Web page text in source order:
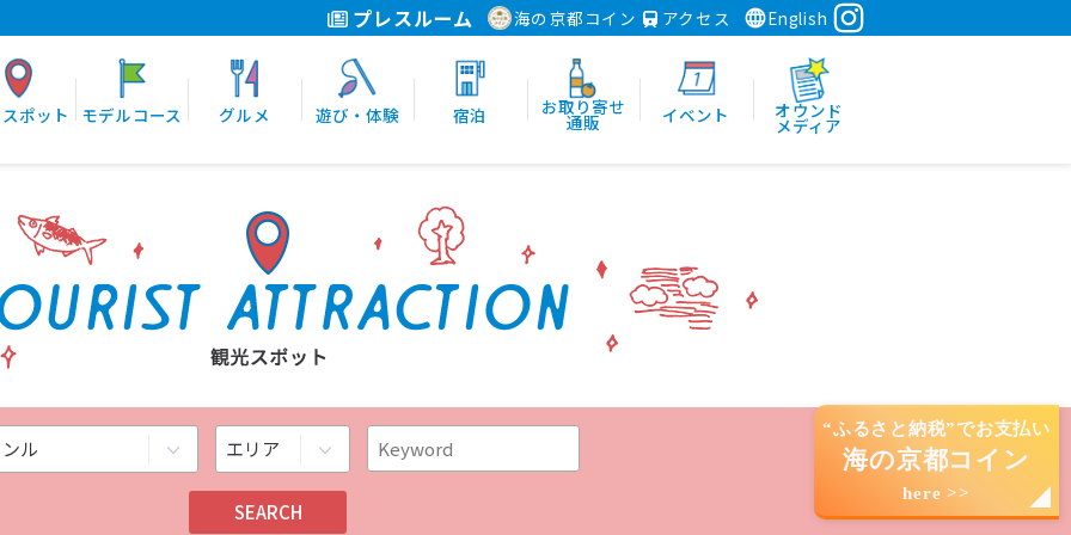
プレスルーム 海の京都コイン アクセス English
ポット モデルコース グルメ 遊び・体験 宿泊 お取り寄せ
通販 イベント オウンド
メディア
“ふるさと納税”でお支払い
海の京都コイン
here >>